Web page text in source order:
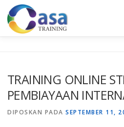
Lompat
konten
KONTAK KAMI SERTIFIKASI
TRAINING ONLINE
PEMBIAYAAN
DIPOSKAN PADA SEPTEMBER 11,